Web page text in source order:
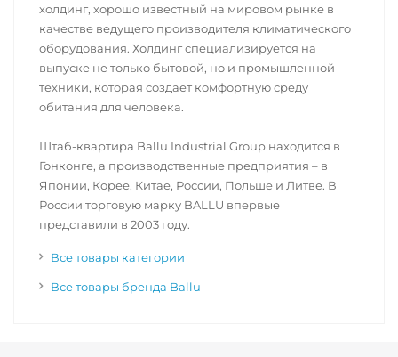
холдинг, хорошо известный на мировом рынке в
качестве ведущего производителя климатического
оборудования. Холдинг специализируется на
выпуске не только бытовой, но и промышленной
техники, которая создает комфортную среду
обитания для человека.
Штаб-квартира Ballu Industrial Group находится в
Гонконге, а производственные предприятия – в
Японии, Корее, Китае, России, Польше и Литве. В
России торговую марку BALLU впервые
представили в 2003 году.
Все товары категории
Все товары бренда Ballu